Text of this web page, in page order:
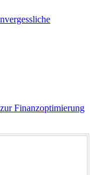
Finanzoptimierung